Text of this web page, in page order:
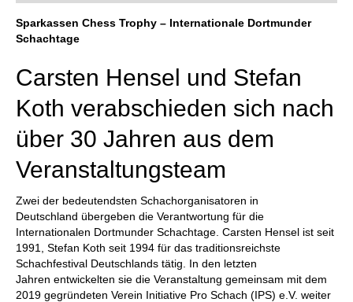
individueller als je zuvor.
Sparkassen Chess Trophy – Internationale Dortmunder
Schachtage
Carsten Hensel und Stefan
Koth verabschieden sich nach
über 30 Jahren aus dem
Veranstaltungsteam
Zwei der bedeutendsten Schachorganisatoren in
Deutschland übergeben die Verantwortung für die
Internationalen Dortmunder Schachtage. Carsten Hensel ist seit
1991, Stefan Koth seit 1994 für das traditionsreichste
Schachfestival Deutschlands tätig. In den letzten
Jahren entwickelten sie die Veranstaltung gemeinsam mit dem
2019 gegründeten Verein Initiative Pro Schach (IPS) e.V. weiter